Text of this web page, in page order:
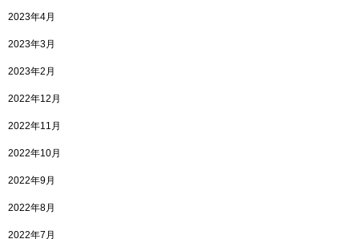
2023年4月
2023年3月
2023年2月
2022年12月
2022年11月
2022年10月
2022年9月
2022年8月
2022年7月